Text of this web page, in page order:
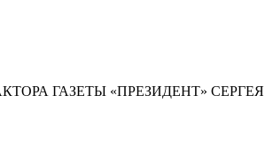
ГАЗЕТЫ «ПРЕЗИДЕНТ»